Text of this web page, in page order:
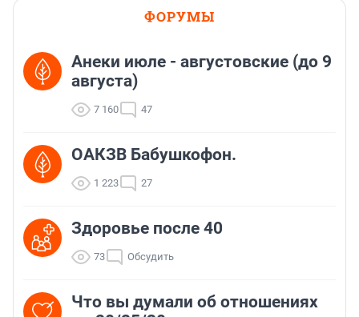
ФОРУМЫ
Анеки июле - августовские (до 9
августа)
7 160 47
ОАКЗВ Бабушкофон.
1 223 27
Здоровье после 40
73 Обсудить
Что вы думали об отношениях